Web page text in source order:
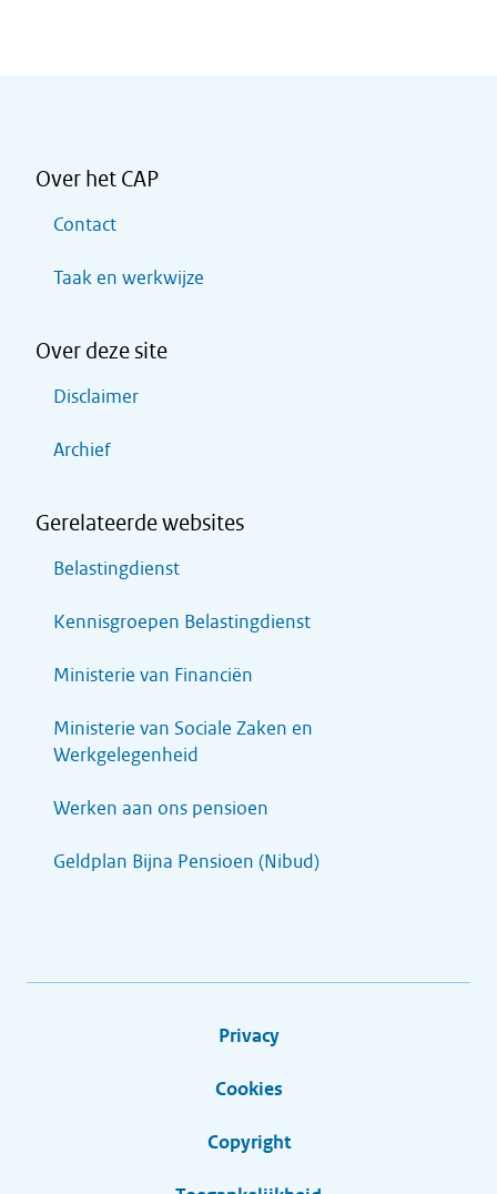
Over het CAP
Contact
Taak en werkwijze
Over deze site
Disclaimer
Archief
Gerelateerde websites
Belastingdienst
Kennisgroepen Belastingdienst
Ministerie van Financiën
Ministerie van Sociale Zaken en
Werkgelegenheid
Werken aan ons pensioen
Geldplan Bijna Pensioen (Nibud)
Privacy
Cookies
Copyright